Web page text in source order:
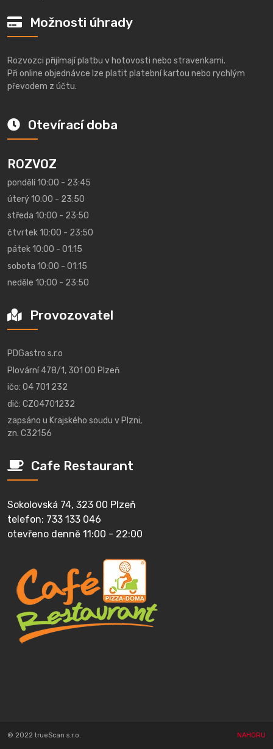
Možnosti úhrady
Rozvozci přijímají platbu v hotovosti nebo stravenkami.
Při online objednávce lze platit platební kartou nebo rychlým
převodem z účtu.
Otevírací doba
ROZVOZ
pondělí 10:00 - 23:45
úterý 10:00 - 23:50
středa 10:00 - 23:50
čtvrtek 10:00 - 23:50
pátek 10:00 - 01:15
sobota 10:00 - 01:15
neděle 10:00 - 23:50
Provozovatel
PDGastro s.r.o
Plovární 478/1, 301 00 Plzeň
ičo: 04 701 232
dič: CZ04701232
zapsáno u Krajského soudu v Plzni,
zn. C32156
Cafe Restaurant
Sokolovská 74, 323 00 Plzeň
telefon: 733 133 046
otevřeno denně 11:00 - 22:00
NAHORU
© 2022 trueScan s.r.o.